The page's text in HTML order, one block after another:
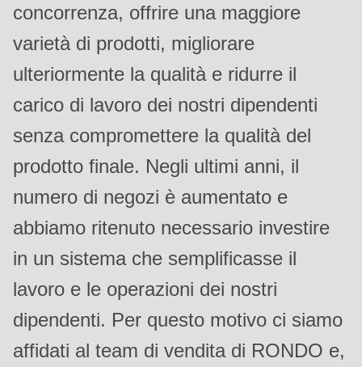
(line
597
of
Deprecated
function:
Passing
null
#1
($string)
of
concorrenza, offrire una maggiore
varietà di prodotti, migliorare
ulteriormente la qualità e ridurre il
carico di lavoro dei nostri dipendenti
senza compromettere la qualità del
prodotto finale. Negli ultimi anni, il
numero di negozi è aumentato e
abbiamo ritenuto necessario investire
in un sistema che semplificasse il
lavoro e le operazioni dei nostri
dipendenti. Per questo motivo ci siamo
affidati al team di vendita di RONDO e,